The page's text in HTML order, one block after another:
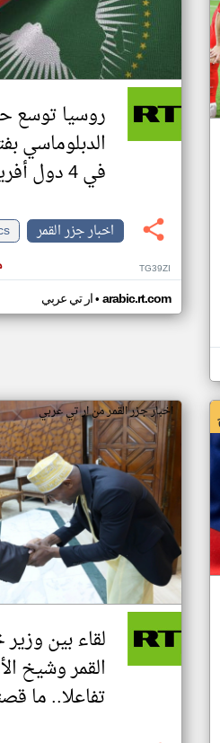
روسيا توسع
الدبلوماسي
في 4 دول أفريقية
اخبار جزر القمر
TG39ZI
ار تي عربي• arabic.rt.com
اخبار جزر القمر من ار تي عربي
لقاء بين
القمر وشيخ
تفاعلا.. ما